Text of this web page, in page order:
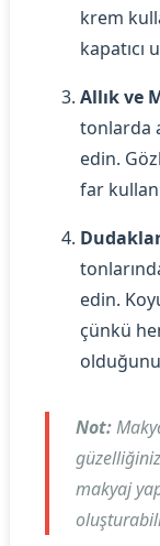
krem
kapatıcı
Allık ve
tonlarda
edin.
far
edin.
çünkü
Not:
makyaj